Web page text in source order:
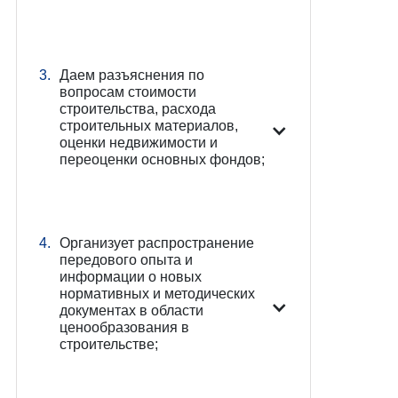
3.
Даем разъяснения по
вопросам стоимости
строительства, расхода
строительных материалов,
оценки недвижимости и
переоценки основных фондов;
4.
Организует распространение
передового опыта и
информации о новых
нормативных и методических
документах в области
ценообразования в
строительстве;